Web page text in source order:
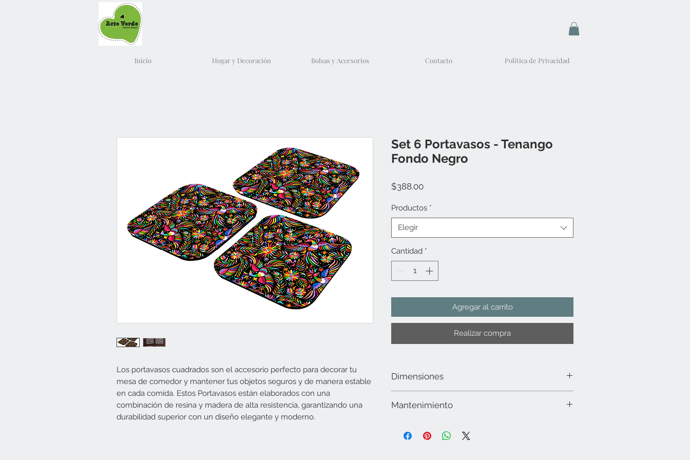
Inicio Hogar y Decoración Bolsas y Accesorios Contacto Política de Privacidad
Los portavasos cuadrados son el accesorio perfecto para decorar tu
mesa de comedor y mantener tus objetos seguros y de manera estable
en cada comida. Estos Portavasos están elaborados con una
combinación de resina y madera de alta resistencia, garantizando una
durabilidad superior con un diseño elegante y moderno.
Set 6 Portavasos - Tenango
Fondo Negro
$388.00Precio
Productos *
Elegir
Cantidad *
Agregar al carrito
Realizar compra
Dimensiones
Mantenimiento
utilizar alcohol. No utilizar químicos o detergentes